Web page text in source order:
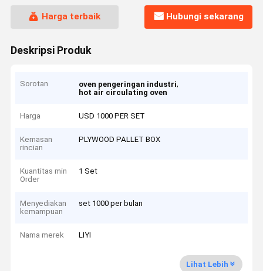
Harga terbaik Hubungi sekarang
Deskripsi Produk
Sorotan oven pengeringan industri,
hot air circulating oven
Harga USD 1000 PER SET
Kemasan
rincian
PLYWOOD PALLET BOX
Kuantitas min
Order
1 Set
Menyediakan
kemampuan
set 1000 per bulan
Nama merek LIYI
Lihat Lebih